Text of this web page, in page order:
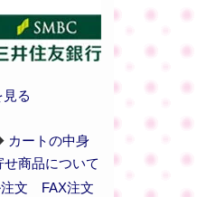
る
カートの中身
せ商品について
文 FAX注文